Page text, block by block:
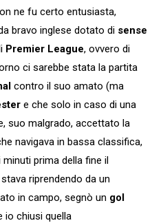
ne fu certo entusiasta,
bravo inglese dotato di sense
Premier League, ovvero di
ci sarebbe stata la partita
contro il suo amato (ma
e che solo in caso di una
suo malgrado, accettato la
navigava in bassa classifica,
prima della fine il
riprendendo da un
in campo, segnò un gol
io chiusi quella